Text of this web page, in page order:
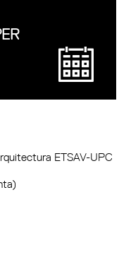
ETSAV-UPC